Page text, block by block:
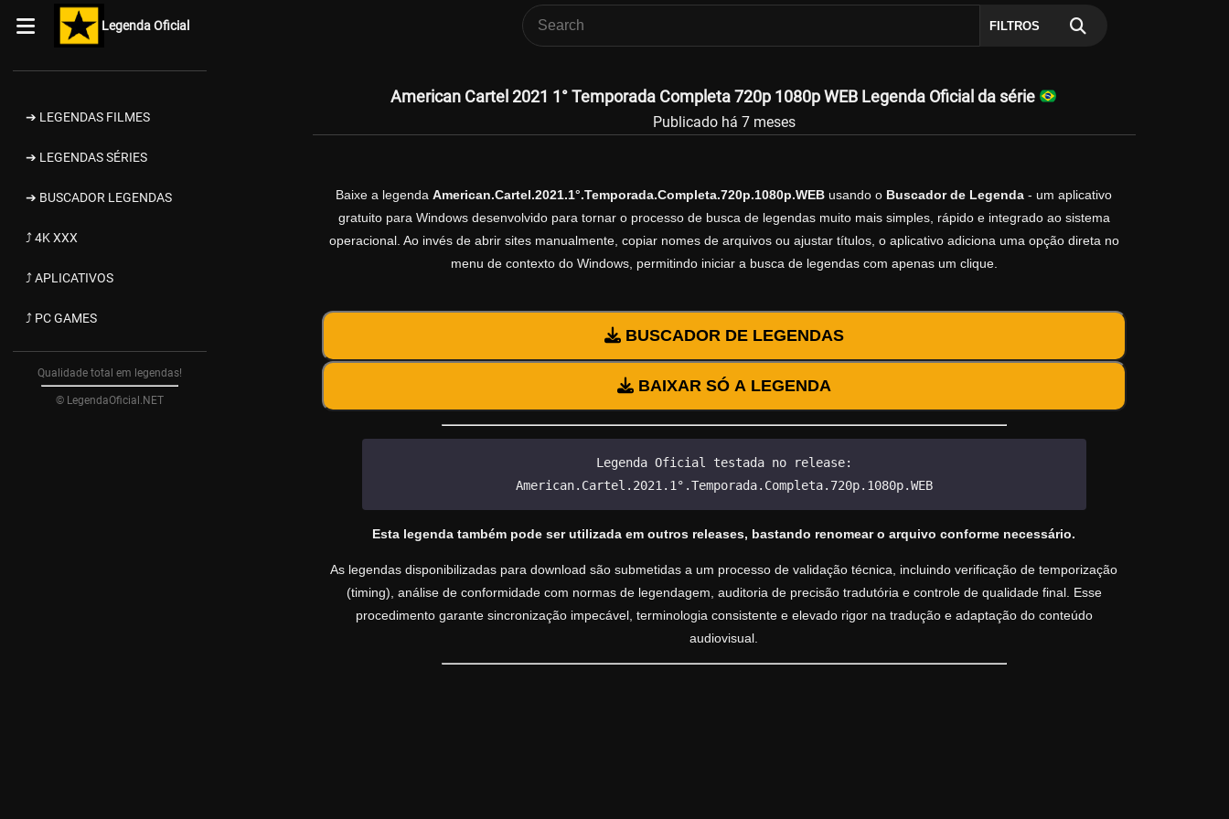
Legenda Oficial FILTROS
➔ LEGENDAS FILMES
➔ LEGENDAS SÉRIES
➔ BUSCADOR LEGENDAS
⤴ 4K XXX
⤴ APLICATIVOS
⤴ PC GAMES
Qualidade total em legendas!
© LegendaOficial.NET
American Cartel 2021 1° Temporada Completa 720p 1080p WEB Legenda Oficial da série
Publicado há 7 meses
Baixe a legenda American.Cartel.2021.1°.Temporada.Completa.720p.1080p.WEB usando o Buscador de Legenda - um aplicativo
gratuito para Windows desenvolvido para tornar o processo de busca de legendas muito mais simples, rápido e integrado ao sistema
operacional. Ao invés de abrir sites manualmente, copiar nomes de arquivos ou ajustar títulos, o aplicativo adiciona uma opção direta no
menu de contexto do Windows, permitindo iniciar a busca de legendas com apenas um clique.
BUSCADOR DE LEGENDAS
BAIXAR SÓ A LEGENDA
Legenda Oficial testada no release:
American.Cartel.2021.1°.Temporada.Completa.720p.1080p.WEB
Esta legenda também pode ser utilizada em outros releases, bastando renomear o arquivo conforme necessário.
As legendas disponibilizadas para download são submetidas a um processo de validação técnica, incluindo verificação de temporização
(timing), análise de conformidade com normas de legendagem, auditoria de precisão tradutória e controle de qualidade final. Esse
procedimento garante sincronização impecável, terminologia consistente e elevado rigor na tradução e adaptação do conteúdo
audiovisual.